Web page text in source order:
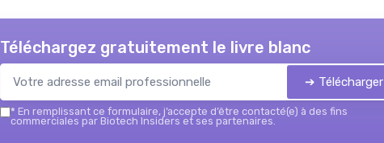
Téléchargez gratuitement le livre blanc
➔ Télécharger
* En remplissant ce formulaire, j’accepte d’être contacté(e) à des fins
commerciales par Biotech Insiders et ses partenaires.